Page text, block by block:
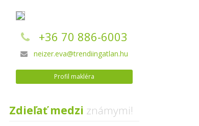
+36 70 886-6003
neizer.eva@trendiingatlan.hu
Profil makléra
Zdieľať medzi známymi!